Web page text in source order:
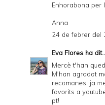
Enhorabona per
Anna
24 de febrer del
Eva Flores ha
Mercè t'han
M'han agradat
recomanes, ja
favorits a
pt!